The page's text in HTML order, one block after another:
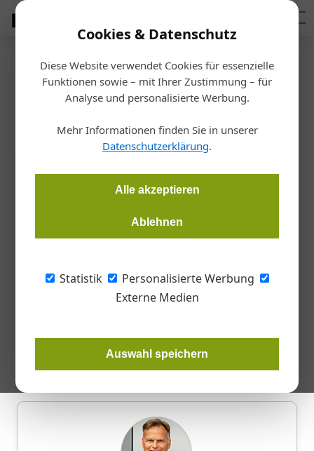
Cookies & Datenschutz
Diese Website verwendet Cookies für essenzielle
Funktionen sowie – mit Ihrer Zustimmung – für
Analyse und personalisierte Werbung.
Mehr Informationen finden Sie in unserer
Datenschutzerklärung.
Alle akzeptieren
Ablehnen
Statistik
Personalisierte Werbung
Externe Medien
Auswahl speichern
Kontakt
Chefredakteur + Ressortleiter Architektur
s.boeck@wirtschaftsverlag.at
LinkedIn